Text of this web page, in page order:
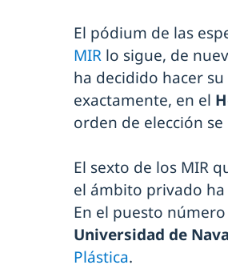
El pódium de las
MIR lo sigue, de
ha decidido hacer
exactamente, en el
orden de elección
El sexto de los MIR
el ámbito privado
En el puesto
Universidad de
Plástica.